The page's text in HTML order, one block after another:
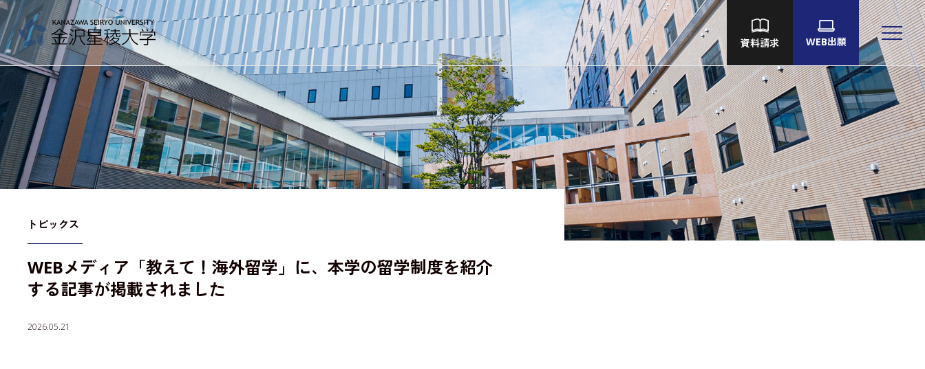
金沢星稜大学 女子短期大学部 大学院
Language
大学案内
教育／学部・大学院
産学地域連携・研究
資料請求 WEB出願
トピックス
WEBメディア「教えて！海外留学」に、本学の留学制度を紹介
する記事が掲載されました
2026.05.21